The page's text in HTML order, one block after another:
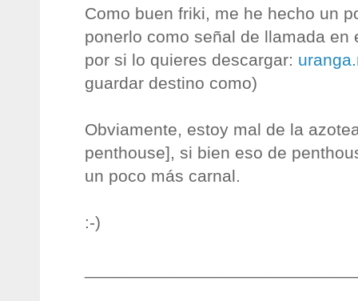
Como buen friki, me he hecho un
ponerlo como señal de llamada en
por si lo quieres descargar:
guardar destino como)
Obviamente, estoy mal de la
penthouse], si bien eso de
un poco más carnal.
:-)